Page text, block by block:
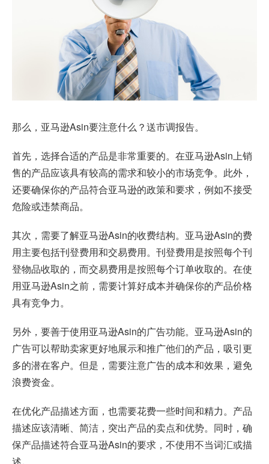
那么，亚马逊Asin要注意什么？送市调报告。
首先，选择合适的产品是非常重要的。在亚马逊Asin上销
售的产品应该具有较高的需求和较小的市场竞争。此外，
还要确保你的产品符合亚马逊的政策和要求，例如不接受
危险或违禁商品。
其次，需要了解亚马逊Asin的收费结构。亚马逊Asin的费
用主要包括刊登费用和交易费用。刊登费用是按照每个刊
登物品收取的，而交易费用是按照每个订单收取的。在使
用亚马逊Asin之前，需要计算好成本并确保你的产品价格
具有竞争力。
另外，要善于使用亚马逊Asin的广告功能。亚马逊Asin的
广告可以帮助卖家更好地展示和推广他们的产品，吸引更
多的潜在客户。但是，需要注意广告的成本和效果，避免
浪费资金。
在优化产品描述方面，也需要花费一些时间和精力。产品
描述应该清晰、简洁，突出产品的卖点和优势。同时，确
保产品描述符合亚马逊Asin的要求，不使用不当词汇或描
述。